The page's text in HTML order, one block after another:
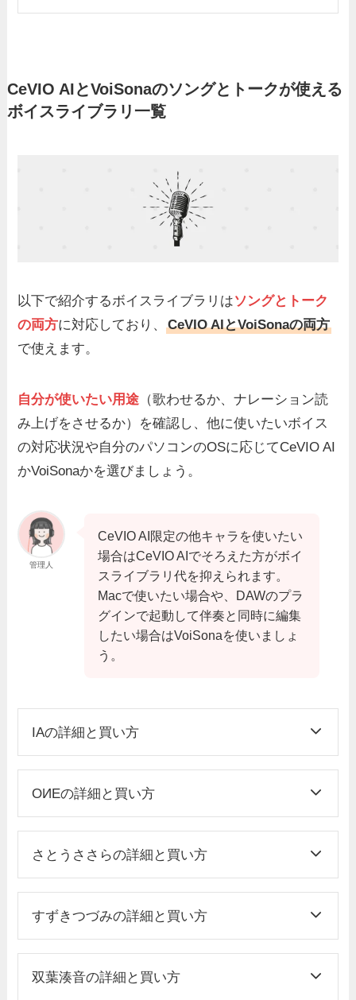
CeVIO AIとVoiSonaのソングとトークが使える
ボイスライブラリ一覧
以下で紹介するボイスライブラリはソングとトーク
の両方に対応しており、CeVIO AIとVoiSonaの両方
で使えます。
自分が使いたい用途 （歌わせるか、ナレーション読
み上げをさせるか）を確認し、他に使いたいボイス
の対応状況や自分のパソコンのOSに応じてCeVIO AI
かVoiSonaかを選びましょう。
管理人
CeVIO AI限定の他キャラを使いたい
場合はCeVIO AIでそろえた方がボイ
スライブラリ代を抑えられます。
Macで使いたい場合や、DAWのプラ
グインで起動して伴奏と同時に編集
したい場合はVoiSonaを使いましょ
う。
IAの詳細と買い方
OИEの詳細と買い方
さとうささらの詳細と買い方
すずきつづみの詳細と買い方
双葉湊音の詳細と買い方